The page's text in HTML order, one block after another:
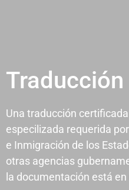
Una traducción
especilizada requerida
e Inmigración de los
otras agencias
la documentación está